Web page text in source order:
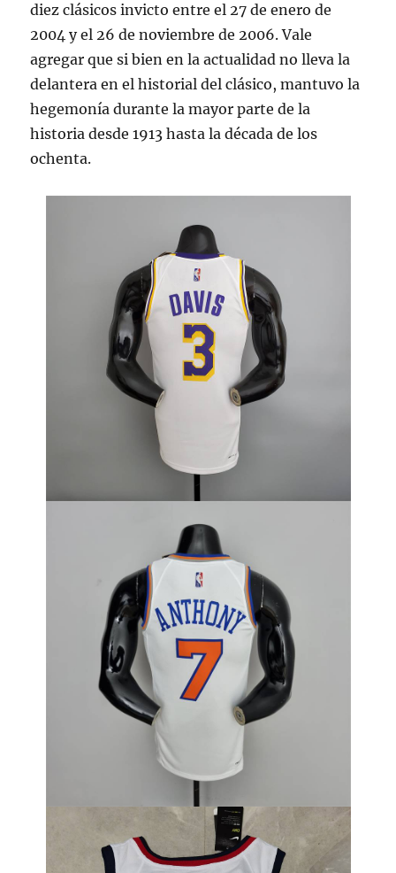
diez clásicos invicto entre el 27 de enero de
2004 y el 26 de noviembre de 2006. Vale
agregar que si bien en la actualidad no lleva la
delantera en el historial del clásico, mantuvo la
hegemonía durante la mayor parte de la
historia desde 1913 hasta la década de los
ochenta.